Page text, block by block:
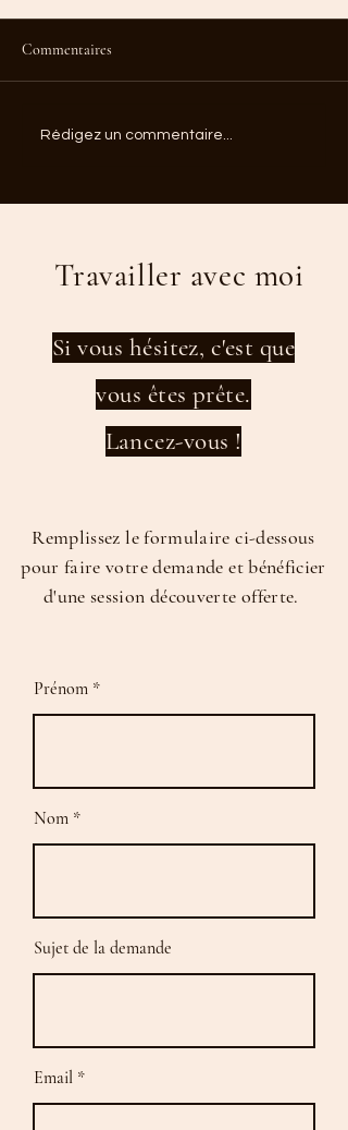
Comment se retrouver quand
Commentaires
Rédigez un commentaire...
Travailler avec moi
Si vous hésitez, c'est que
vous êtes prête.
Lancez-vous !
Remplissez le formulaire ci-dessous
pour faire votre demande et bénéficier
d'une session découverte offerte.
Prénom
Nom
Sujet de la demande
Email